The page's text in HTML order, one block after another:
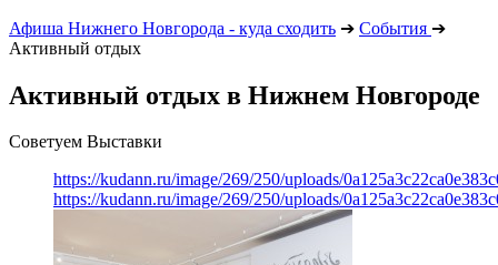
Афиша Нижнего Новгорода - куда сходить ➔ События ➔
Активный отдых
Активный отдых в Нижнем Новгороде
Советуем Выставки
https://kudann.ru/image/269/250/uploads/
https://kudann.ru/image/269/250/uploads/